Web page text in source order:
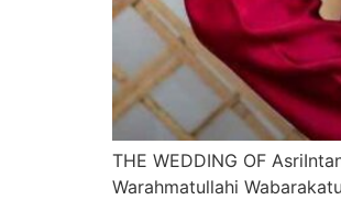
THE WEDDING OF
Warahmatullahi